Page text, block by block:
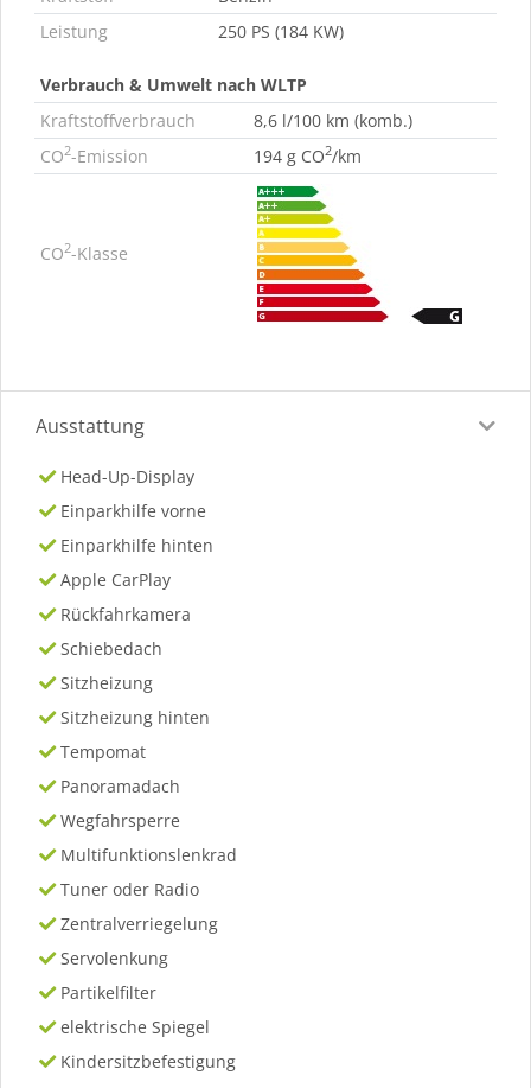
Leistung
250 PS (184 KW)
Verbrauch & Umwelt nach WLTP
Kraftstoffverbrauch
8,6 l/100 km (komb.)
CO2-Emission 194 g CO2/km
CO2-Klasse
Ausstattung
Head-Up-Display
Einparkhilfe vorne
Einparkhilfe hinten
Apple CarPlay
Rückfahrkamera
Schiebedach
Sitzheizung
Sitzheizung hinten
Tempomat
Panoramadach
Wegfahrsperre
Multifunktionslenkrad
Tuner oder Radio
Zentralverriegelung
Servolenkung
Partikelfilter
elektrische Spiegel
Kindersitzbefestigung